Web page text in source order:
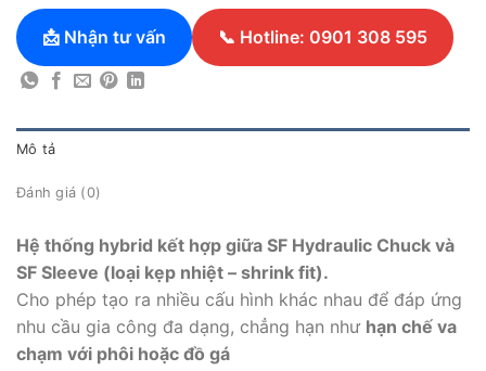
📩 Nhận tư vấn 📞 Hotline: 0901 308 595
Mô tả
Đánh giá (0)
Hệ thống hybrid kết hợp giữa SF Hydraulic Chuck và
SF Sleeve (loại kẹp nhiệt – shrink fit).
Cho phép tạo ra nhiều cấu hình khác nhau để đáp ứng
nhu cầu gia công đa dạng, chẳng hạn như hạn chế va
chạm với phôi hoặc đồ gá